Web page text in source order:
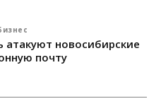
новосибирские
почту